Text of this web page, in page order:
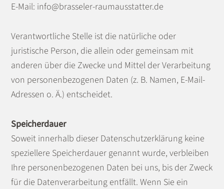
E-Mail: info@brasseler-raumausstatter.de
Verantwortliche Stelle ist die natürliche oder
juristische Person, die allein oder gemeinsam mit
anderen über die Zwecke und Mittel der Verarbeitung
von personenbezogenen Daten (z. B. Namen, E-Mail-
Adressen o. Ä.) entscheidet.
Speicherdauer
Soweit innerhalb dieser Datenschutzerklärung keine
speziellere Speicherdauer genannt wurde, verbleiben
Ihre personenbezogenen Daten bei uns, bis der Zweck
für die Datenverarbeitung entfällt. Wenn Sie ein